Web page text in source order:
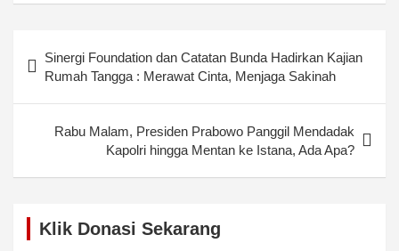
navigation
Sinergi Foundation dan Catatan Bunda Hadirkan Kajian
Rumah Tangga : Merawat Cinta, Menjaga Sakinah
Rabu Malam, Presiden Prabowo Panggil Mendadak
Kapolri hingga Mentan ke Istana, Ada Apa?
Klik Donasi Sekarang